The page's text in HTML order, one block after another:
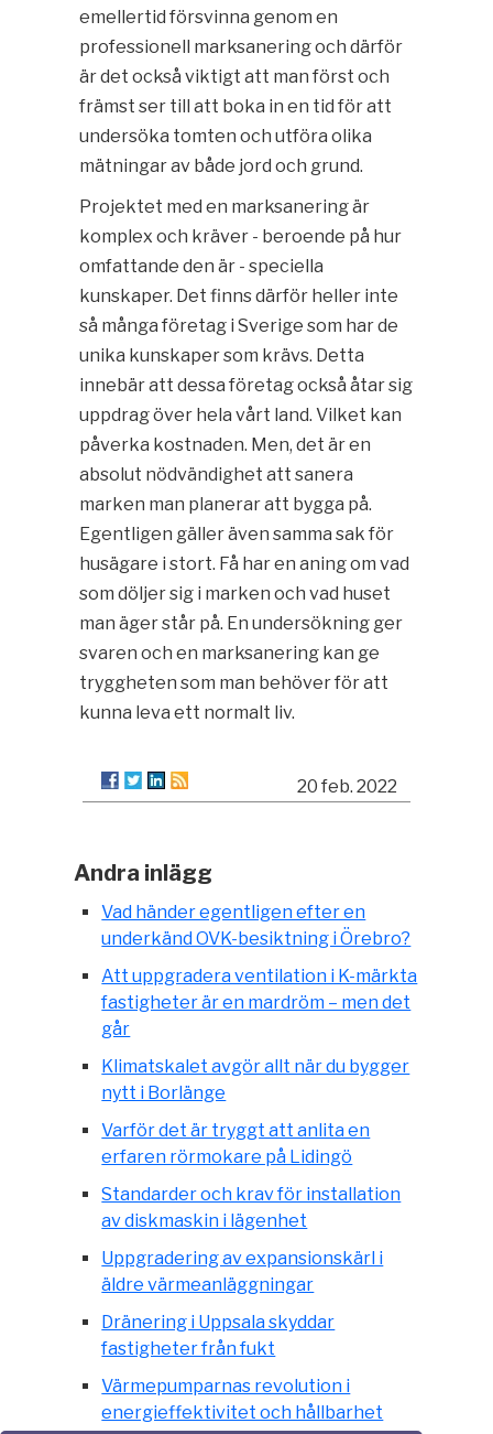
emellertid försvinna genom en
professionell marksanering och därför
är det också viktigt att man först och
främst ser till att boka in en tid för att
undersöka tomten och utföra olika
mätningar av både jord och grund.
Projektet med en marksanering är
komplex och kräver - beroende på hur
omfattande den är - speciella
kunskaper. Det finns därför heller inte
så många företag i Sverige som har de
unika kunskaper som krävs. Detta
innebär att dessa företag också åtar sig
uppdrag över hela vårt land. Vilket kan
påverka kostnaden. Men, det är en
absolut nödvändighet att sanera
marken man planerar att bygga på.
Egentligen gäller även samma sak för
husägare i stort. Få har en aning om vad
som döljer sig i marken och vad huset
man äger står på. En undersökning ger
svaren och en marksanering kan ge
tryggheten som man behöver för att
kunna leva ett normalt liv.
20 feb. 2022
Andra inlägg
Vad händer egentligen efter en
underkänd OVK-besiktning i Örebro?
Att uppgradera ventilation i K-märkta
fastigheter är en mardröm – men det
går
Klimatskalet avgör allt när du bygger
nytt i Borlänge
Varför det är tryggt att anlita en
erfaren rörmokare på Lidingö
Standarder och krav för installation
av diskmaskin i lägenhet
Uppgradering av expansionskärl i
äldre värmeanläggningar
Dränering i Uppsala skyddar
fastigheter från fukt
Värmepumparnas revolution i
energieffektivitet och hållbarhet